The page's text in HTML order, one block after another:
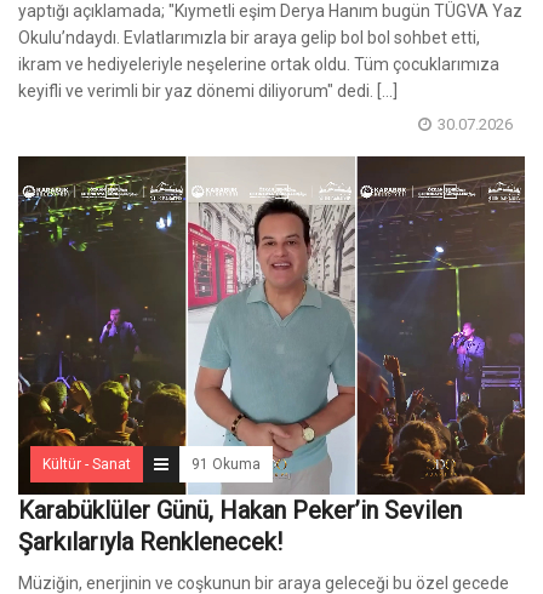
yaptığı açıklamada; "Kıymetli eşim Derya Hanım bugün TÜGVA Yaz
Okulu’ndaydı. Evlatlarımızla bir araya gelip bol bol sohbet etti,
ikram ve hediyeleriyle neşelerine ortak oldu. Tüm çocuklarımıza
keyifli ve verimli bir yaz dönemi diliyorum" dedi. [...]
30.07.2026
Kültür - Sanat 91 Okuma
Karabüklüler Günü, Hakan Peker’in Sevilen
Şarkılarıyla Renklenecek!
Müziğin, enerjinin ve coşkunun bir araya geleceği bu özel gecede